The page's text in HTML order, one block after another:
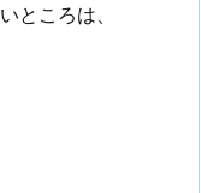
ところは、